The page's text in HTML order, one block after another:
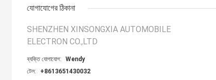
যোগাযোগের ঠিকানা
SHENZHEN XINSONGXIA AUTOMOBILE
ELECTRON CO.,LTD
ব্যক্তি যোগাযোগ:
Wendy
টেল:
+8613651430032